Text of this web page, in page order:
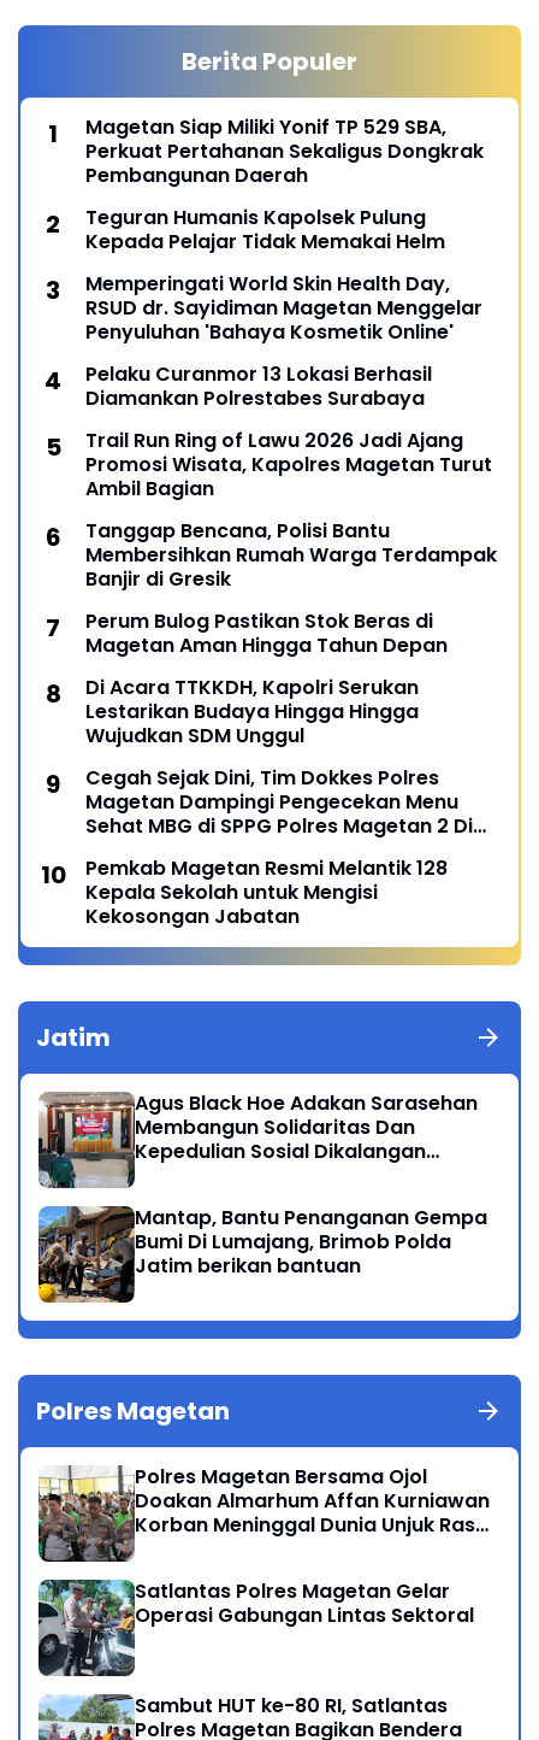
Berita Populer
Magetan Siap Miliki Yonif TP 529 SBA,
Perkuat Pertahanan Sekaligus Dongkrak
Pembangunan Daerah
Teguran Humanis Kapolsek Pulung
Kepada Pelajar Tidak Memakai Helm
Memperingati World Skin Health Day,
RSUD dr. Sayidiman Magetan Menggelar
Penyuluhan 'Bahaya Kosmetik Online'
Pelaku Curanmor 13 Lokasi Berhasil
Diamankan Polrestabes Surabaya
Trail Run Ring of Lawu 2026 Jadi Ajang
Promosi Wisata, Kapolres Magetan Turut
Ambil Bagian
Tanggap Bencana, Polisi Bantu
Membersihkan Rumah Warga Terdampak
Banjir di Gresik
Perum Bulog Pastikan Stok Beras di
Magetan Aman Hingga Tahun Depan
Di Acara TTKKDH, Kapolri Serukan
Lestarikan Budaya Hingga Hingga
Wujudkan SDM Unggul
Cegah Sejak Dini, Tim Dokkes Polres
Magetan Dampingi Pengecekan Menu
Sehat MBG di SPPG Polres Magetan 2 Di
Pemkab Magetan Resmi Melantik 128
Kepala Sekolah untuk Mengisi
Kekosongan Jabatan
Jatim
Agus Black Hoe Adakan Sarasehan
Membangun Solidaritas Dan
Kepedulian Sosial Dikalangan
Mantap, Bantu Penanganan Gempa
Bumi Di Lumajang, Brimob Polda
Jatim berikan bantuan
Polres Magetan
Polres Magetan Bersama Ojol
Doakan Almarhum Affan Kurniawan
Korban Meninggal Dunia Unjuk Rasa
Satlantas Polres Magetan Gelar
Operasi Gabungan Lintas Sektoral
Sambut HUT ke-80 RI, Satlantas
Polres Magetan Bagikan Bendera